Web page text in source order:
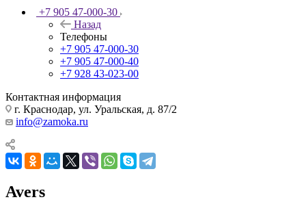
+7 905 47-000-30
Назад
Телефоны
+7 905 47-000-30
+7 905 47-000-40
+7 928 43-023-00
Контактная информация
г. Краснодар, ул. Уральская, д. 87/2
info@zamoka.ru
Avers